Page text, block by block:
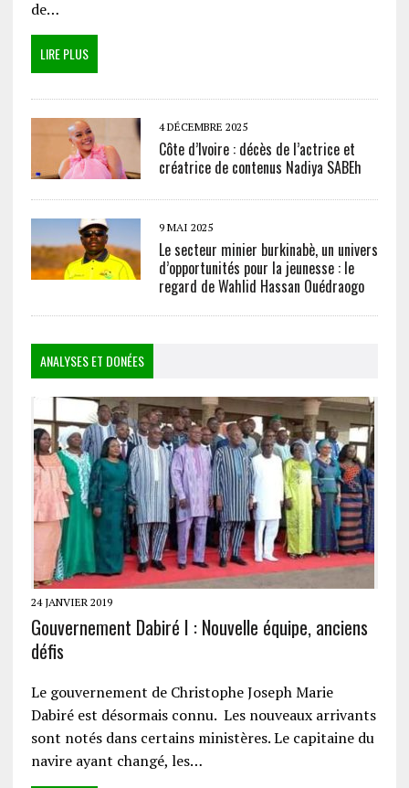
de…
LIRE PLUS
4 DÉCEMBRE 2025
Côte d’Ivoire : décès de l’actrice et
créatrice de contenus Nadiya SABEh
9 MAI 2025
Le secteur minier burkinabè, un univers
d’opportunités pour la jeunesse : le
regard de Wahlid Hassan Ouédraogo
ANALYSES ET DONÉES
24 JANVIER 2019
Gouvernement Dabiré I : Nouvelle équipe, anciens
défis
Le gouvernement de Christophe Joseph Marie
Dabiré est désormais connu. Les nouveaux arrivants
sont notés dans certains ministères. Le capitaine du
navire ayant changé, les…